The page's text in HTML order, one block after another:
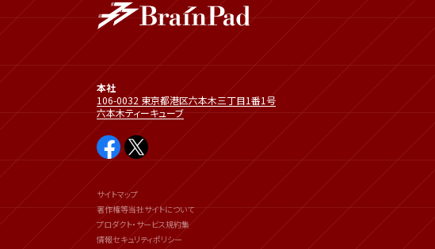
本社
106-0032 東京都港区六本木三丁目1番1号
六本木ティーキューブ
サイトマップ
著作権等当社サイトについて
プロダクト・サービス規約集
情報セキュリティポリシー